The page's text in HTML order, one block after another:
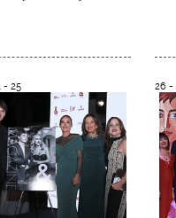
- 25 26 -